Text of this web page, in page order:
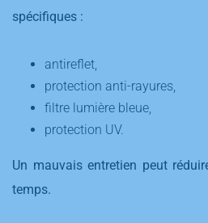
spécifiques :
antireflet,
protection anti-rayures,
filtre lumière bleue,
protection UV.
Un mauvais entretien peut
temps.